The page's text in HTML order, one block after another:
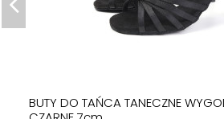
BUTY DO TAŃCA TANECZNE